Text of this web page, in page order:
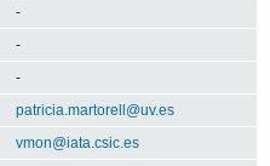
-
-
-
patricia.martorell@uv.es
vmon@iata.csic.es